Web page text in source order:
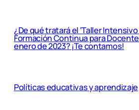
¿De qué tratará el ‘Taller
Formación Continua para
enero de 2023? ¡Te contamos!
Políticas educativas y aprendizaje